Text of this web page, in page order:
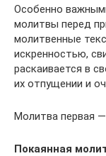
Особенно
молитвы перед
молитвенные
искренностью,
раскаивается в
их отпущении и
Молитва первая
Покаянная